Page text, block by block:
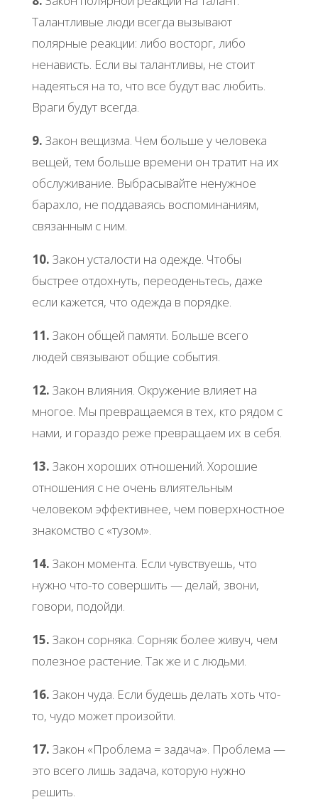
Талантливые люди всегда вызывают
полярные реакции: либо восторг, либо
ненависть. Если вы талантливы, не стоит
надеяться на то, что все будут вас любить.
Враги будут всегда.
9. Закон вещизма. Чем больше у человека
вещей, тем больше времени он тратит на их
обслуживание. Выбрасывайте ненужное
барахло, не поддаваясь воспоминаниям,
связанным с ним.
10. Закон усталости на одежде. Чтобы
быстрее отдохнуть, переоденьтесь, даже
если кажется, что одежда в порядке.
11. Закон общей памяти. Больше всего
людей связывают общие события.
12. Закон влияния. Окружение влияет на
многое. Мы превращаемся в тех, кто рядом с
нами, и гораздо реже превращаем их в себя.
13. Закон хороших отношений. Хорошие
отношения с не очень влиятельным
человеком эффективнее, чем поверхностное
знакомство с «тузом».
14. Закон момента. Если чувствуешь, что
нужно что-то совершить — делай, звони,
говори, подойди.
15. Закон сорняка. Сорняк более живуч, чем
полезное растение. Так же и с людьми.
16. Закон чуда. Если будешь делать хоть что-
то, чудо может произойти.
17. Закон «Проблема = задача». Проблема —
это всего лишь задача, которую нужно
решить.